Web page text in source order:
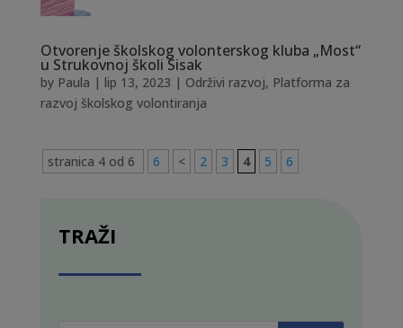
Otvorenje školskog volonterskog kluba „Most“
u Strukovnoj školi Sisak
by Paula | lip 13, 2023 | Održivi razvoj, Platforma za
razvoj školskog volontiranja
stranica 4 od 6 6 < 2 3 4 5 6
TRAŽI